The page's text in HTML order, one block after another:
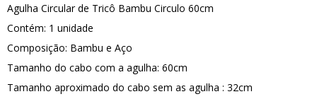
Agulha Circular de Tricô Bambu Circulo 60cm
Contém: 1 unidade
Composição: Bambu e Aço
Tamanho do cabo com a agulha: 60cm
Tamanho aproximado do cabo sem as agulha : 32cm